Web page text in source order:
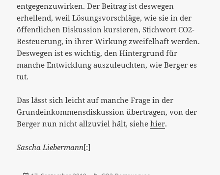
entgegenzuwirken. Der Beitrag ist deswegen
erhellend, weil Lösungsvorschläge, wie sie in der
öffentlichen Diskussion kursieren, Stichwort CO2-
Besteuerung, in ihrer Wirkung zweifelhaft werden.
Deswegen ist es wichtig, den Hintergrund für
manche Entwicklung auszuleuchten, wie Berger es
tut.
Das lässt sich leicht auf manche Frage in der
Grundeinkommensdiskussion übertragen, von der
Berger nun nicht allzuviel hält, siehehier.
Sascha Liebermann[:]